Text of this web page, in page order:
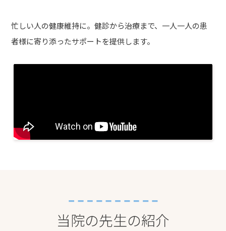
忙しい人の健康維持に。健診から治療まで、一人一人の患
者様に寄り添ったサポートを提供します。
当院の先生の紹介